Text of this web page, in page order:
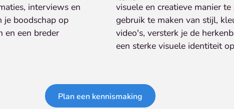
interviews en
je boodschap op
en een breder
visuele en creatieve manier
gebruik te maken van stijl,
video's, versterk je de
een sterke visuele identiteit
Plan een kennismaking